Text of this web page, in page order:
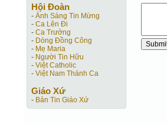
Hội Ðoàn
- Ánh Sáng Tin Mừng
- Ca Lên Đi
- Ca Trưởng
- Dòng Đồng Công
- Mẹ Maria
- Người Tin Hữu
- Việt Catholic
- Việt Nam Thánh Ca
Giáo Xứ
- Bản Tin Giáo Xứ